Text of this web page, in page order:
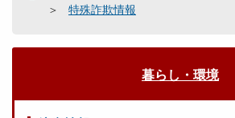
特殊詐欺情報
暮らし・環境